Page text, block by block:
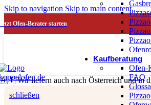
Skip to navigation Skip to main content
Ofen-Berater starten
Kaufberatung
Ofen-
FAQ
Wir liefern auch nach Österreich und in
schließen